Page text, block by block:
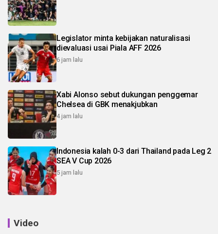
Legislator minta kebijakan naturalisasi
dievaluasi usai Piala AFF 2026
6 jam lalu
Xabi Alonso sebut dukungan penggemar
Chelsea di GBK menakjubkan
4 jam lalu
Indonesia kalah 0-3 dari Thailand pada Leg 2
SEA V Cup 2026
5 jam lalu
Video